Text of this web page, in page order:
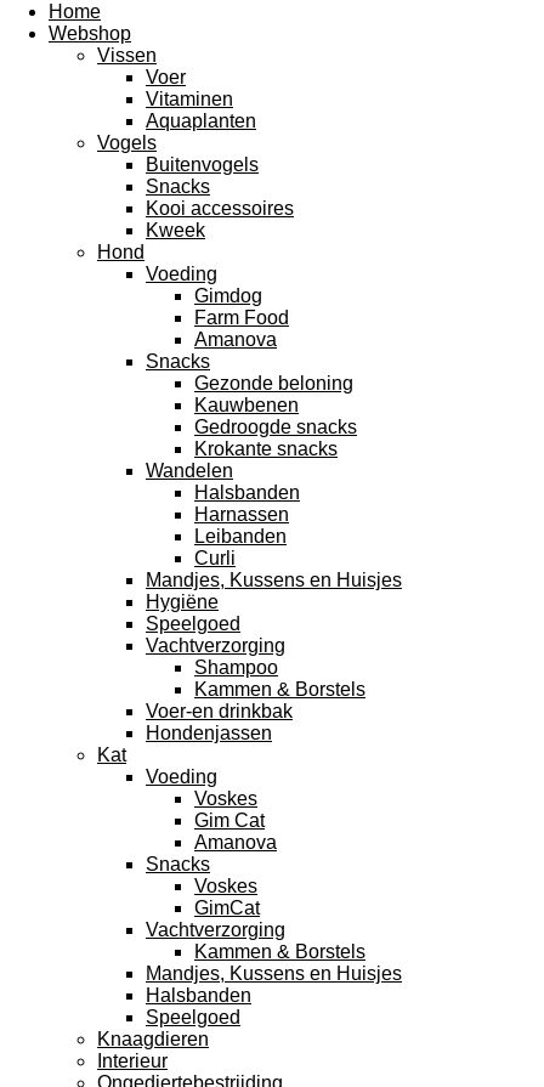
Home
Webshop
Vissen
Voer
Vitaminen
Aquaplanten
Vogels
Buitenvogels
Snacks
Kooi accessoires
Kweek
Hond
Voeding
Gimdog
Farm Food
Amanova
Snacks
Gezonde beloning
Kauwbenen
Gedroogde snacks
Krokante snacks
Wandelen
Halsbanden
Harnassen
Leibanden
Curli
Mandjes, Kussens en Huisjes
Hygiëne
Speelgoed
Vachtverzorging
Shampoo
Kammen & Borstels
Voer-en drinkbak
Hondenjassen
Kat
Voeding
Voskes
Gim Cat
Amanova
Snacks
Voskes
GimCat
Vachtverzorging
Kammen & Borstels
Mandjes, Kussens en Huisjes
Halsbanden
Speelgoed
Knaagdieren
Interieur